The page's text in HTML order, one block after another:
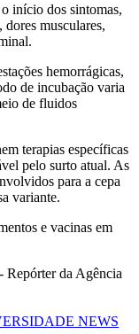
início dos sintomas,
musculares,
hemorrágicas,
de incubação varia
de fluidos
terapias específicas
pelo surto atual. As
para a cepa
variante.
e vacinas em
Repórter da Agência